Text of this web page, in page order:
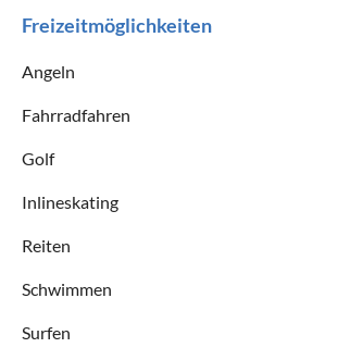
Freizeitmöglichkeiten
Angeln
Fahrradfahren
Golf
Inlineskating
Reiten
Schwimmen
Surfen